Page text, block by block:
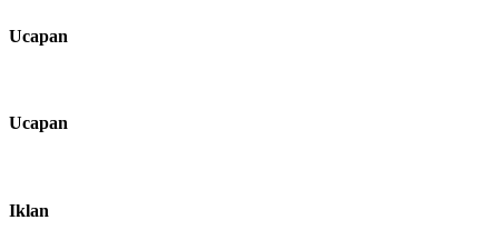
Ucapan
Ucapan
Iklan